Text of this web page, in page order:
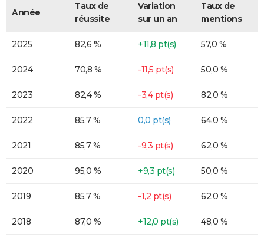
Année
Taux de
réussite
Variation
sur un an
Taux de
mentions
2025 82,6 % +11,8 pt(s) 57,0 %
2024 70,8 % -11,5 pt(s) 50,0 %
2023 82,4 % -3,4 pt(s) 82,0 %
2022 85,7 % 0,0 pt(s) 64,0 %
2021 85,7 % -9,3 pt(s) 62,0 %
2020 95,0 % +9,3 pt(s) 50,0 %
2019 85,7 % -1,2 pt(s) 62,0 %
2018 87,0 % +12,0 pt(s) 48,0 %